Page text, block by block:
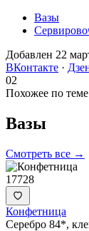
Вазы
Добавлен 22
ВКонтакте ·
02
Похожее по теме
Вазы
Смотреть все →
17728
Конфетница
Серебро 84*,